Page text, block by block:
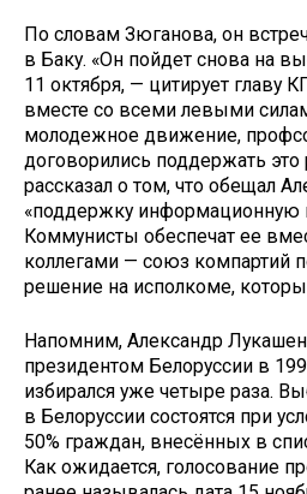
По словам Зюганова, он
в Баку. «Он пойдет снова на
11 октября, — цитирует главу
вместе со всеми левыми
молодежное движение,
договорились поддержать
рассказал о том, что обещал
«поддержку информационную
Коммунисты обеспечат ее
коллегами — союз компартий
решение на исполкоме,
Напомним, Александр
президентом Белоруссии в
избирался уже четыре раза.
в Белоруссии состоятся при
50% граждан, внесённых в
Как ожидается, голосование